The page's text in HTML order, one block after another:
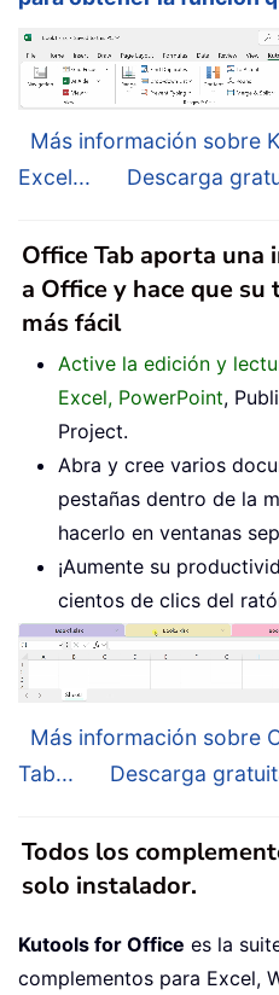
Más información sobre
Excel...
Descarga
Office Tab aporta una
a Office y hace que
más fácil
Active la edición y
Excel, PowerPoint,
Project.
Abra y cree varios
pestañas dentro de la
hacerlo en ventanas
¡Aumente su
cientos de clics del
Más información sobre
Tab...
Descarga
Todos los
solo instalador.
Kutools for Office es la
complementos para Excel,